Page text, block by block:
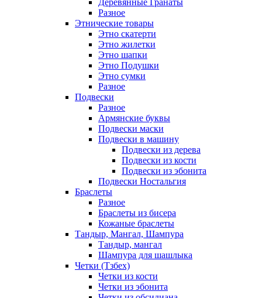
Деревянные Гранаты
Разное
Этнические товары
Этно скатерти
Этно жилетки
Этно шапки
Этно Подушки
Этно сумки
Разное
Подвески
Разное
Армянские буквы
Подвески маски
Подвески в машину
Подвески из дерева
Подвески из кости
Подвески из эбонита
Подвески Ностальгия
Браслеты
Разное
Браслеты из бисера
Кожаные браслеты
Тандыр, Мангал, Шампура
Тандыр, мангал
Шампура для шашлыка
Четки (Тзбех)
Четки из кости
Четки из эбонита